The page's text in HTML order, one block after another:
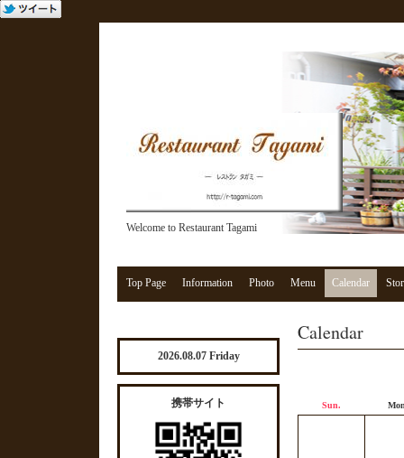
Welcome to Restaurant Tagami
Top Page Information Photo Menu Calendar
Calendar
Sun.
2026.08.07 Friday
携帯サイト